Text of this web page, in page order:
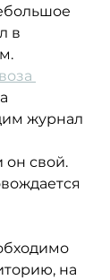
в
журнал
он свой.
на